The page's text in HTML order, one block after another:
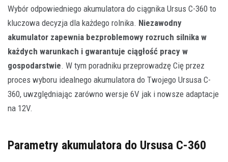
Wybór odpowiedniego akumulatora do ciągnika Ursus C-360 to
kluczowa decyzja dla każdego rolnika. Niezawodny
akumulator zapewnia bezproblemowy rozruch silnika w
każdych warunkach i gwarantuje ciągłość pracy w
gospodarstwie. W tym poradniku przeprowadzę Cię przez
proces wyboru idealnego akumulatora do Twojego Ursusa C-
360, uwzględniając zarówno wersje 6V jak i nowsze adaptacje
na 12V.
Parametry akumulatora do Ursusa C-360